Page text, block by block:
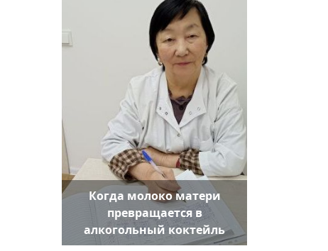
Когда молоко матери
превращается в
алкогольный коктейль